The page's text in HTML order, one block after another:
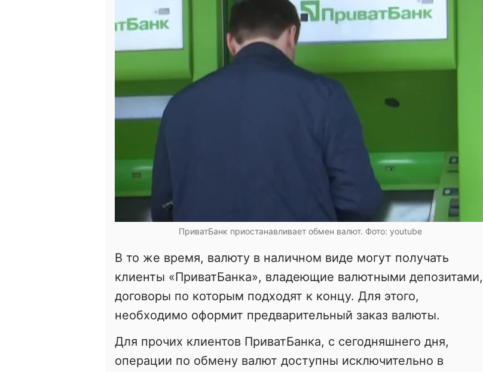
ПриватБанк приостанавливает обмен валют. Фото: youtube
В то же время, валюту в наличном виде могут получать
клиенты «ПриватБанка», владеющие валютными депозитами,
договоры по которым подходят к концу. Для этого,
необходимо оформит предварительный заказ валюты.
Для прочих клиентов ПриватБанка, с сегодняшнего дня,
операции по обмену валют доступны исключительно в